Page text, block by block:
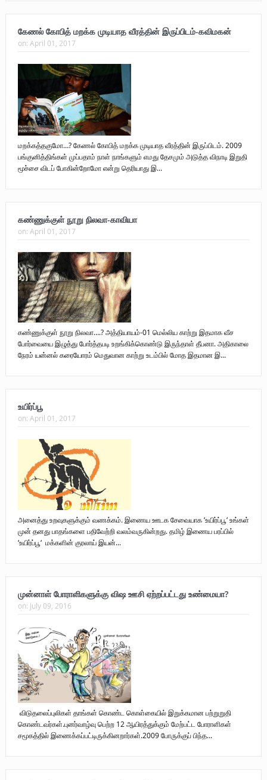
வணக்க நிகழ்வும் ‘விடுதலைச் சிற்பி’ நூல் மற்றும் ‘ஜவான் – திடம் குன்றா
தீக்குரல்’ இசைப்பேழை வெளியீடும்.
உரிமைப் போராட்டம் _
நாடாளுமன்ற உறுப்பினர் இராமநாதன் அர்ச்சுனா அவர்களுக்கு நிலவனின்
திறந்த மடல்!
கேணல் கோபித் மறக்க முடியாத வீரத்தின் இருப்பிடம்-கவிமகன்
on: April 01, 2017
மறக்கத்தகுமோ…? கேணல் கோபித் மறக்க முடியாத வீரத்தின் இருப்பிடம். 2009
பங்குனித்திங்கள் முப்பதாம் நாள் நாங்களும் எமது தேசமும் அடுத்த விநாடி இறுதி
மூச்சை விடப் போகின்றோமோ என்று தெரியாது இ...
கண்ணுக்குள் நூறு நிலவா-காவியா
on: April 01, 2017
கண்ணுக்குள் நூறு நிலவா….? அத்தியாயம்-01 மெல்லிய காற்று இதமாக வீச
போர்வையை இழுத்து போர்த்தபடி உறங்கிக்கொண்டு இருந்தாள் தீபனா. அதிகாலை
நேரம் யன்னல் கரையோரம் மெதுவான காற்று உடம்பில் மோத இதமான இ...
உயிர்ப்பூ
on: April 01, 2017
அனைத்து உறவுகளுக்கும் வணக்கம். இணைய ஊடக சேவையாக ‘உயிர்ப்பூ‘ உங்கள்
முன் தனது பாதங்களை பதிவேற்றி வலம்வருகின்றது. தமிழ் இணைய பரப்பில்
‘உயிர்ப்பூ‘ மக்களின் குரலாய் இயன்...
முன்னாள் போராளிகளுக்கு விஷ ஊசி ஏற்றப்பட்டது உண்மையா?
on: July 09, 2016
விடுதலைப்புலிகள் தாங்கள் கொண்ட கொள்கையில் இறுக்கமான பற்றுறுதி
கொண்டவர்கள்.புனர்வாழ்வு பெற்ற 12 ஆயிரத்துக்கும் மேற்பட்ட போராளிகள்
சமூகத்தில் இணைக்கப்பட்டிருக்கினறார்கள்.2009 போருக்குப் பிந்த...